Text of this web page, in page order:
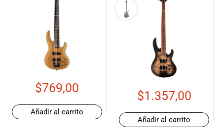
$769,00
Añadir al carrito
$1.357,00
Añadir al carrito